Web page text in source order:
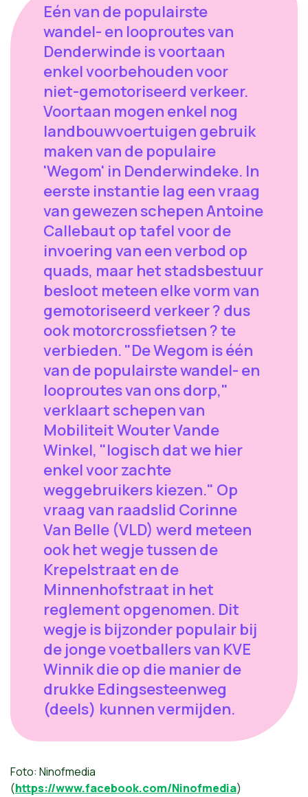
Eén van de populairste
wandel- en looproutes van
Denderwinde is voortaan
enkel voorbehouden voor
niet-gemotoriseerd verkeer.
Voortaan mogen enkel nog
landbouwvoertuigen gebruik
maken van de populaire
'Wegom' in Denderwindeke. In
eerste instantie lag een vraag
van gewezen schepen Antoine
Callebaut op tafel voor de
invoering van een verbod op
quads, maar het stadsbestuur
besloot meteen elke vorm van
gemotoriseerd verkeer ? dus
ook motorcrossfietsen ? te
verbieden. "De Wegom is één
van de populairste wandel- en
looproutes van ons dorp,"
verklaart schepen van
Mobiliteit Wouter Vande
Winkel, "logisch dat we hier
enkel voor zachte
weggebruikers kiezen." Op
vraag van raadslid Corinne
Van Belle (VLD) werd meteen
ook het wegje tussen de
Krepelstraat en de
Minnenhofstraat in het
reglement opgenomen. Dit
wegje is bijzonder populair bij
de jonge voetballers van KVE
Winnik die op die manier de
drukke Edingsesteenweg
(deels) kunnen vermijden.
Foto: Ninofmedia
(https://www.facebook.com/Ninofmedia)